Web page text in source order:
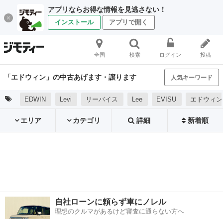
アプリならお得な情報を見逃さない！
インストール アプリで開く
全国 検索 ログイン 投稿
「エドウィン」の中古あげます・譲ります 人気キーワード
EDWIN Levi リーバイス Lee EVISU エドウィ
エリア カテゴリ 詳細 新着順
自社ローンに頼らず車にノレル
理想のクルマがあるけど審査に通らない方へ